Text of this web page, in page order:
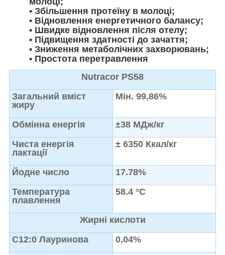
• Збільшення протеїну в молоці;
• Відновлення енергетичного балансу;
• Швидке відновлення після отелу;
• Підвищення здатності до зачаття;
• Зниження метаболічних захворювань;
• Простота перетравлення
Nutracor PS58
Загальний вміст
жиру
Мін. 99,86%
Обмінна енергія
±38 МДж/кг
Чиста енергія
лактації
± 6350 Ккал/кг
Йодне число
17.78%
Температура
плавлення
58.4 °C
Жирні кислоти
C12:0 Лауринова
0,04%